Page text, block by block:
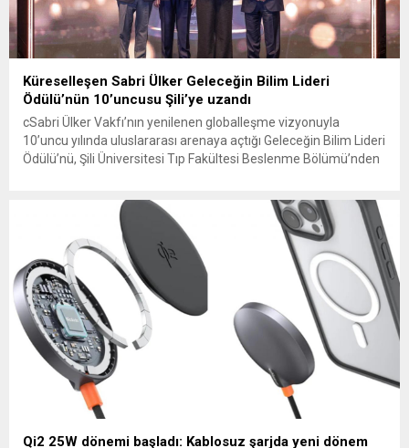
Küreselleşen Sabri Ülker Geleceğin Bilim Lideri
Ödülü’nün 10’uncusu Şili’ye uzandı
cSabri Ülker Vakfı’nın yenilenen globalleşme vizyonuyla
10’uncu yılında uluslararası arenaya açtığı Geleceğin Bilim Lideri
Ödülü’nü, Şili Üniversitesi Tıp Fakültesi Beslenme Bölümü’nden
Qi2 25W dönemi başladı: Kablosuz şarjda yeni dönem